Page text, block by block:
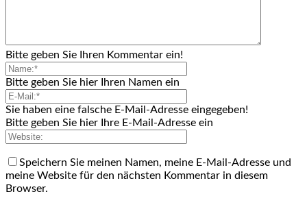
Bitte geben Sie Ihren Kommentar ein!
Bitte geben Sie hier Ihren Namen ein
Sie haben eine falsche E-Mail-Adresse eingegeben!
Bitte geben Sie hier Ihre E-Mail-Adresse ein
Speichern Sie meinen Namen, meine E-Mail-Adresse und
meine Website für den nächsten Kommentar in diesem
Browser.